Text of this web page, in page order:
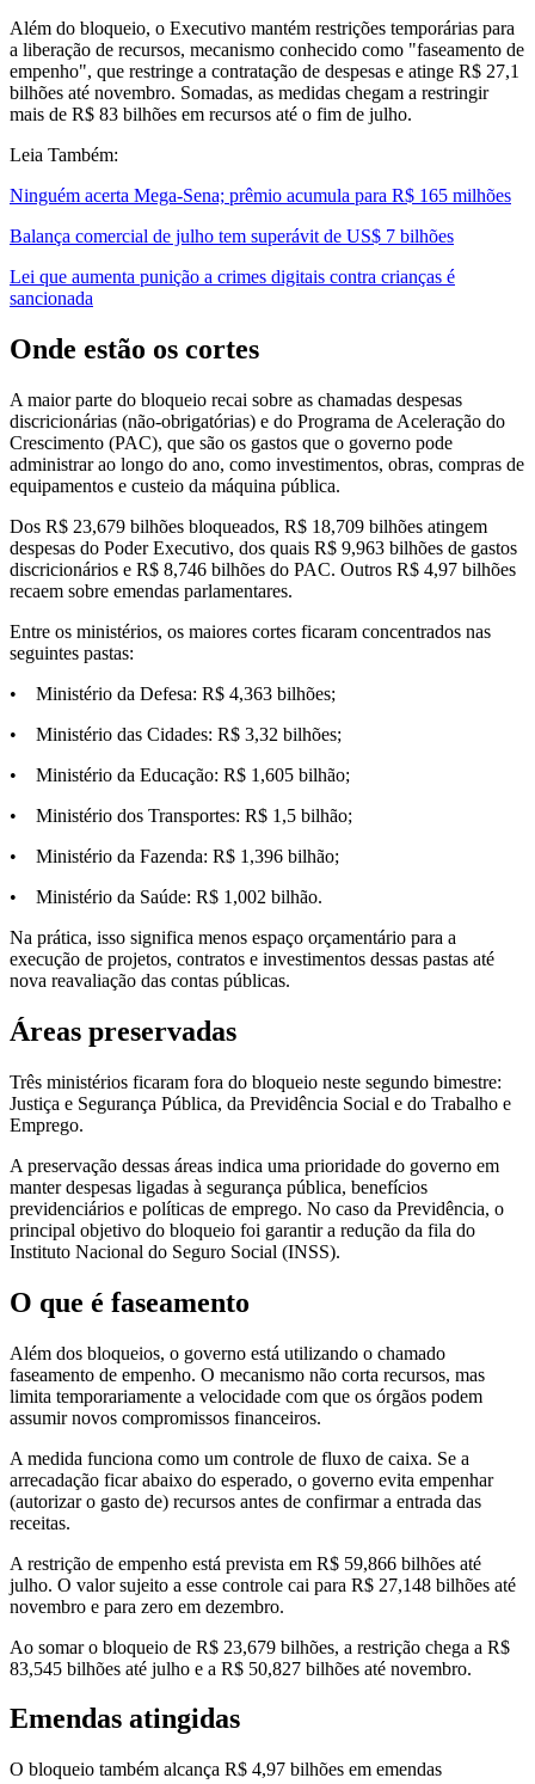
Além do bloqueio, o Executivo mantém restrições temporárias para
a liberação de recursos, mecanismo conhecido como "faseamento de
empenho", que restringe a contratação de despesas e atinge R$ 27,1
bilhões até novembro. Somadas, as medidas chegam a restringir
mais de R$ 83 bilhões em recursos até o fim de julho.
Leia Também:
Ninguém acerta Mega-Sena; prêmio acumula para R$ 165 milhões
Balança comercial de julho tem superávit de US$ 7 bilhões
Lei que aumenta punição a crimes digitais contra crianças é
sancionada
Onde estão os cortes
A maior parte do bloqueio recai sobre as chamadas despesas
discricionárias (não-obrigatórias) e do Programa de Aceleração do
Crescimento (PAC), que são os gastos que o governo pode
administrar ao longo do ano, como investimentos, obras, compras de
equipamentos e custeio da máquina pública.
Dos R$ 23,679 bilhões bloqueados, R$ 18,709 bilhões atingem
despesas do Poder Executivo, dos quais R$ 9,963 bilhões de gastos
discricionários e R$ 8,746 bilhões do PAC. Outros R$ 4,97 bilhões
recaem sobre emendas parlamentares.
Entre os ministérios, os maiores cortes ficaram concentrados nas
seguintes pastas:
• Ministério da Defesa: R$ 4,363 bilhões;
• Ministério das Cidades: R$ 3,32 bilhões;
• Ministério da Educação: R$ 1,605 bilhão;
• Ministério dos Transportes: R$ 1,5 bilhão;
• Ministério da Fazenda: R$ 1,396 bilhão;
• Ministério da Saúde: R$ 1,002 bilhão.
Na prática, isso significa menos espaço orçamentário para a
execução de projetos, contratos e investimentos dessas pastas até
nova reavaliação das contas públicas.
Áreas preservadas
Três ministérios ficaram fora do bloqueio neste segundo bimestre:
Justiça e Segurança Pública, da Previdência Social e do Trabalho e
Emprego.
A preservação dessas áreas indica uma prioridade do governo em
manter despesas ligadas à segurança pública, benefícios
previdenciários e políticas de emprego. No caso da Previdência, o
principal objetivo do bloqueio foi garantir a redução da fila do
Instituto Nacional do Seguro Social (INSS).
O que é faseamento
Além dos bloqueios, o governo está utilizando o chamado
faseamento de empenho. O mecanismo não corta recursos, mas
limita temporariamente a velocidade com que os órgãos podem
assumir novos compromissos financeiros.
A medida funciona como um controle de fluxo de caixa. Se a
arrecadação ficar abaixo do esperado, o governo evita empenhar
(autorizar o gasto de) recursos antes de confirmar a entrada das
receitas.
A restrição de empenho está prevista em R$ 59,866 bilhões até
julho. O valor sujeito a esse controle cai para R$ 27,148 bilhões até
novembro e para zero em dezembro.
Ao somar o bloqueio de R$ 23,679 bilhões, a restrição chega a R$
83,545 bilhões até julho e a R$ 50,827 bilhões até novembro.
Emendas atingidas
O bloqueio também alcança R$ 4,97 bilhões em emendas